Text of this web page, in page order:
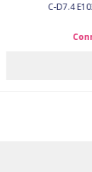
C-D7.4